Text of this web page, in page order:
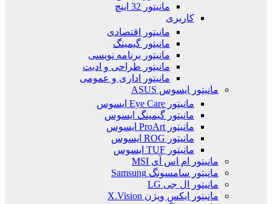
مانیتور 32 اینچ
کاربری
مانیتور اقتصادی
مانیتور گیمینگ
مانیتور برنامه نویسی
مانیتور طراحی و ادیت
مانیتور اداری و عمومی
مانیتور ایسوس ASUS
مانیتور Eye Care ایسوس
مانیتور گیمینگ ایسوس
مانیتور ProArt ایسوس
مانیتور ROG ایسوس
مانیتور TUF ایسوس
مانیتور ام اس آی MSI
مانیتور سامسونگ Samsung
مانیتور ال جی LG
مانیتور ایکس ویژن X.Vision